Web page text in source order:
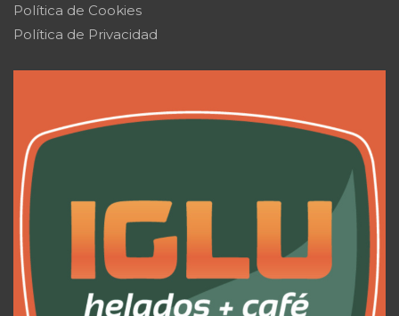
Política de Cookies
Política de Privacidad